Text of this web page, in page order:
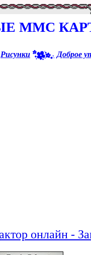
ММС
Рисунки Доброе
онлайн -